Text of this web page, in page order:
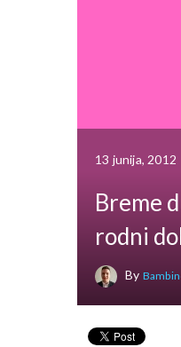
13 junija, 2012
Breme
rodni
By